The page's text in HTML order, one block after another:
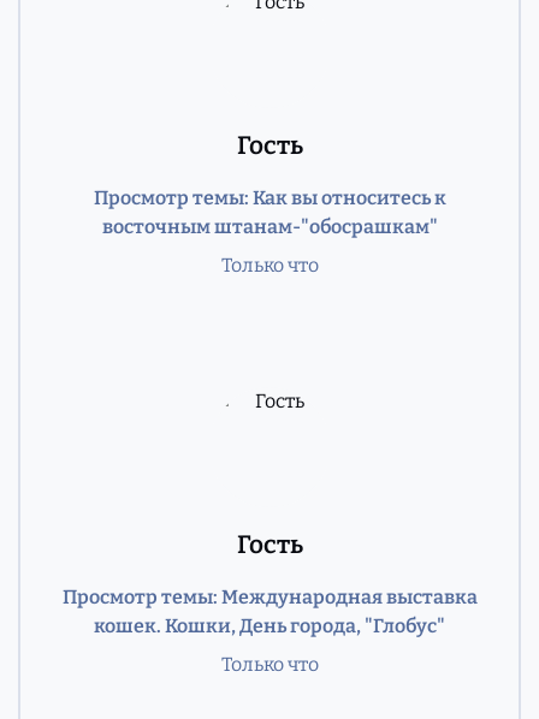
Гость
Просмотр темы: Как вы относитесь к
восточным штанам-"обосрашкам"
Только что
Гость
Просмотр темы: Международная выставка
кошек. Кошки, День города, "Глобус"
Только что